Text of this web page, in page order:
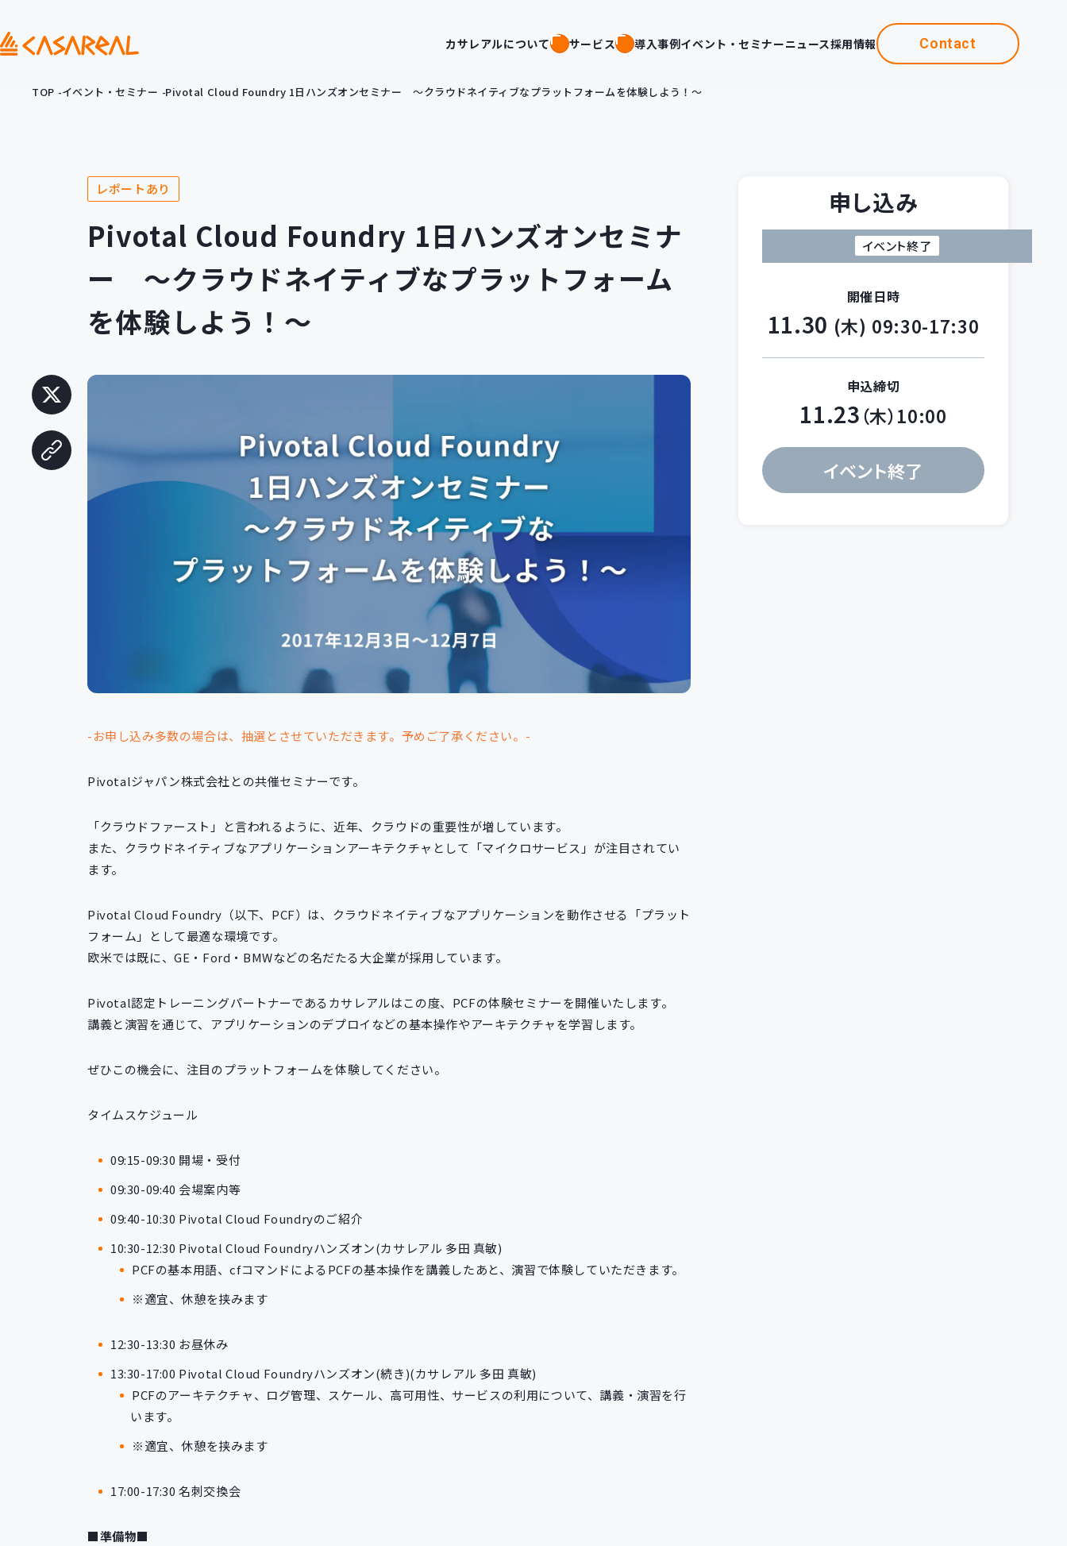
カサレアルについて サービス 導入事例イベント・セミナーニュース採用情報 Contact
TOP イベント・セミナー Pivotal Cloud Foundry 1日ハンズオンセミナー ～クラウドネイティブなプラットフォームを体験しよう！～
レポートあり
Pivotal Cloud Foundry 1日ハンズオンセミナ
ー ～クラウドネイティブなプラットフォーム
を体験しよう！～
-お申し込み多数の場合は、抽選とさせていただきます。予めご了承ください。-
Pivotalジャパン株式会社との共催セミナーです。
「クラウドファースト」と言われるように、近年、クラウドの重要性が増しています。
また、クラウドネイティブなアプリケーションアーキテクチャとして「マイクロサービス」が注目されてい
ます。
Pivotal Cloud Foundry（以下、PCF）は、クラウドネイティブなアプリケーションを動作させる「プラット
フォーム」として最適な環境です。
欧米では既に、GE・Ford・BMWなどの名だたる大企業が採用しています。
Pivotal認定トレーニングパートナーであるカサレアルはこの度、PCFの体験セミナーを開催いたします。
講義と演習を通じて、アプリケーションのデプロイなどの基本操作やアーキテクチャを学習します。
ぜひこの機会に、注目のプラットフォームを体験してください。
タイムスケジュール
09:15-09:30 開場・受付
09:30-09:40 会場案内等
09:40-10:30 Pivotal Cloud Foundryのご紹介
10:30-12:30 Pivotal Cloud Foundryハンズオン(カサレアル 多田 真敏)
PCFの基本用語、cfコマンドによるPCFの基本操作を講義したあと、演習で体験していただきます。
※適宜、休憩を挟みます
12:30-13:30 お昼休み
13:30-17:00 Pivotal Cloud Foundryハンズオン(続き)(カサレアル 多田 真敏)
PCFのアーキテクチャ、ログ管理、スケール、高可用性、サービスの利用について、講義・演習を行
います。
※適宜、休憩を挟みます
17:00-17:30 名刺交換会
■準備物■
申し込み
イベント終了
開催日時
11.30 (木) 09:30-17:30
申込締切
11.23（木）10:00
イベント終了